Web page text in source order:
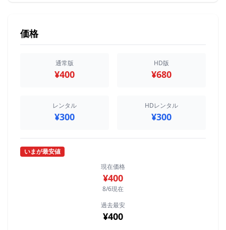
価格
通常版
¥400
HD版
¥680
レンタル
¥300
HDレンタル
¥300
いまが最安値
現在価格
¥400
8/6現在
過去最安
¥400